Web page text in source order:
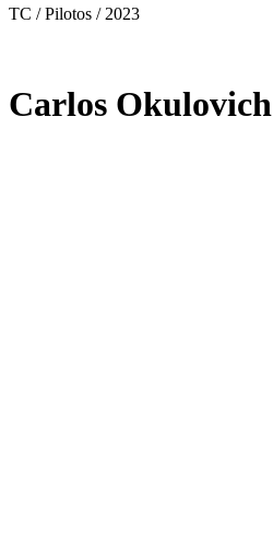
TC / Pilotos / 2023
Carlos Okulovich